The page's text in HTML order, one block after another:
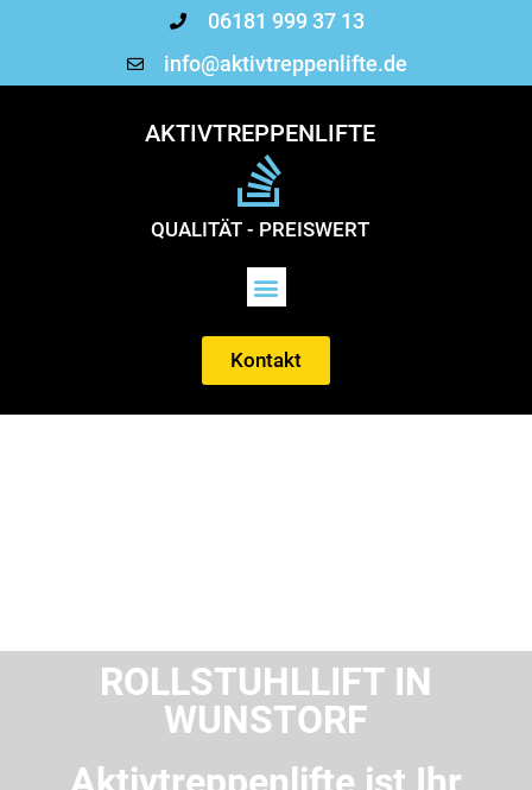
06181 999 37 13
info@aktivtreppenlifte.de
AKTIVTREPPENLIFTE
QUALITÄT - PREISWERT
Kontakt
ROLLSTUHLLIFT IN
WUNSTORF